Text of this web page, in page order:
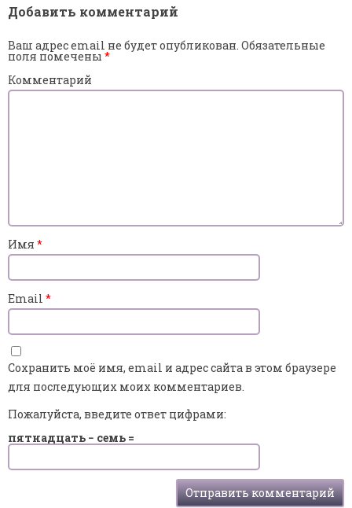
Добавить комментарий
Ваш адрес email не будет опубликован. Обязательные
поля помечены *
Комментарий
Имя *
Email *
Сохранить моё имя, email и адрес сайта в этом браузере
для последующих моих комментариев.
Пожалуйста, введите ответ цифрами:
пятнадцать − семь =